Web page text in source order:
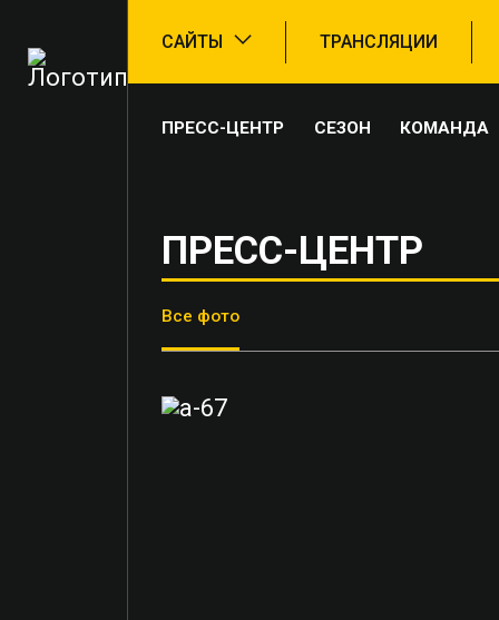
САЙТЫ ТРАНСЛЯЦИИ
ПРЕСС-ЦЕНТР СЕЗОН КОМАНДА
ПРЕСС-ЦЕНТР
Все фото